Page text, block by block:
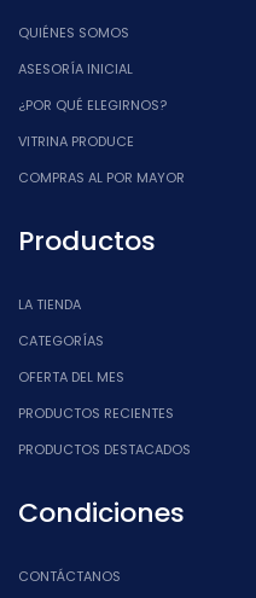
QUIÉNES SOMOS
ASESORÍA INICIAL
¿POR QUÉ ELEGIRNOS?
VITRINA PRODUCE
COMPRAS AL POR MAYOR
Productos
LA TIENDA
CATEGORÍAS
OFERTA DEL MES
PRODUCTOS RECIENTES
PRODUCTOS DESTACADOS
Condiciones
CONTÁCTANOS